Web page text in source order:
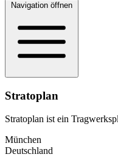
Navigation öffnen
Stratoplan
Stratoplan ist ein
München
Deutschland